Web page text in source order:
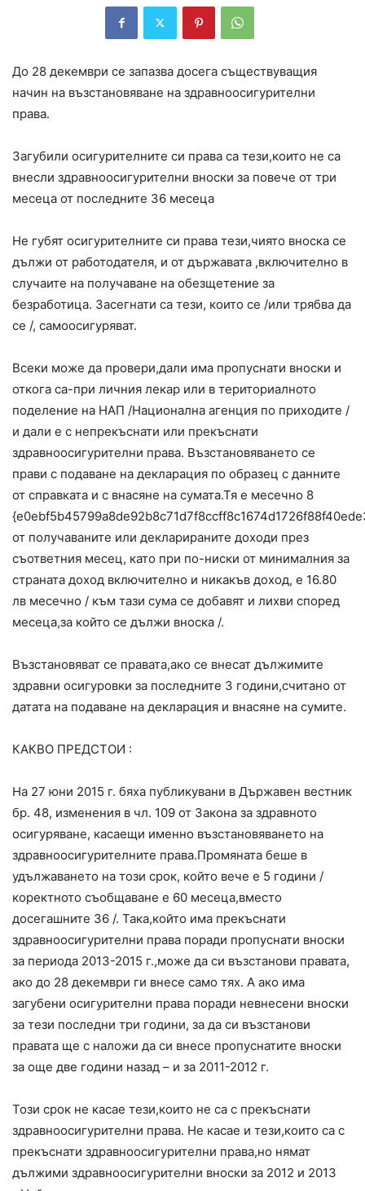
До 28 декември се запазва досега съществуващия
начин на възстановяване на здравноосигурителни
права.
Загубили осигурителните си права са тези,които не са
внесли здравноосигурителни вноски за повече от три
месеца от последните 36 месеца
Не губят осигурителните си права тези,чиято вноска се
дължи от работодателя, и от държавата ,включително в
случаите на получаване на обезщетение за
безработица. Засегнати са тези, които се /или трябва да
се /, самоосигуряват.
Всеки може да провери,дали има пропуснати вноски и
откога са-при личния лекар или в териториалното
поделение на НАП /Национална агенция по приходите /
и дали е с непрекъснати или прекъснати
здравноосигурителни права. Възстановяването се
прави с подаване на декларация по образец с данните
от справката и с внасяне на сумата.Тя е месечно 8
от получаваните или декларираните доходи през
съответния месец, като при по-ниски от минималния за
страната доход включително и никакъв доход, е 16.80
лв месечно / към тази сума се добавят и лихви според
месеца,за който се дължи вноска /.
Възстановяват се правата,ако се внесат дължимите
здравни осигуровки за последните 3 години,считано от
датата на подаване на декларация и внасяне на сумите.
КАКВО ПРЕДСТОИ :
На 27 юни 2015 г. бяха публикувани в Държавен вестник
бр. 48, изменения в чл. 109 от Закона за здравното
осигуряване, касаещи именно възстановяването на
здравноосигурителните права.Промяната беше в
удължаването на този срок, който вече е 5 години /
коректното съобщаване е 60 месеца,вместо
досегашните 36 /. Така,който има прекъснати
здравноосигурителни права поради пропуснати вноски
за периода 2013-2015 г.,може да си възстанови правата,
ако до 28 декември ги внесе само тях. А ако има
загубени осигурителни права поради невнесени вноски
за тези последни три години, за да си възстанови
правата ще с наложи да си внесе пропуснатите вноски
за още две години назад – и за 2011-2012 г.
Този срок не касае тези,които не са с прекъснати
здравноосигурителни права. Не касае и тези,които са с
прекъснати здравноосигурителни права,но нямат
дължими здравноосигурителни вноски за 2012 и 2013